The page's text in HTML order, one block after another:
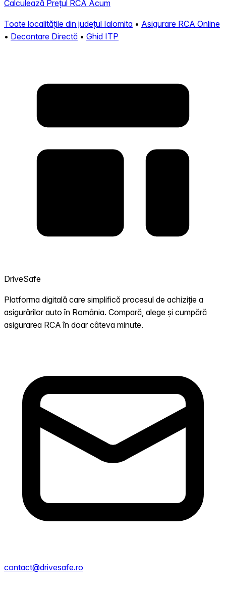
Calculează Prețul RCA Acum
Toate localitățile din județul Ialomita • Asigurare RCA Online
• Decontare Directă • Ghid ITP
DriveSafe
Platforma digitală care simplifică procesul de achiziție a
asigurărilor auto în România. Compară, alege și cumpără
asigurarea RCA în doar câteva minute.
contact@drivesafe.ro